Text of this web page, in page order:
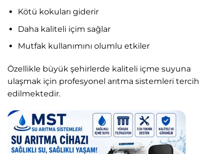
Kötü kokuları giderir
Daha kaliteli içim sağlar
Mutfak kullanımını olumlu etkiler
Özellikle büyük şehirlerde kaliteli içme suyuna
ulaşmak için profesyonel arıtma sistemleri tercih
edilmektedir.